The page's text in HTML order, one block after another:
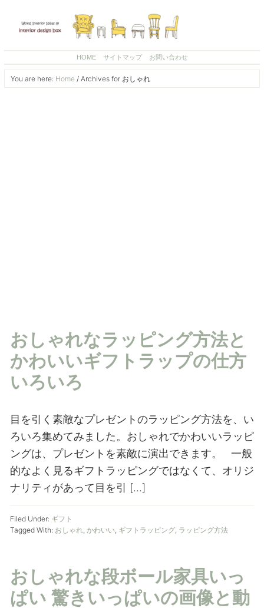
HOME サイトマップ お問い合わせ
You are here: Home /Archives for おしゃれ
おしゃれなラッピング方法と
かわいいギフトラップの仕方
いろいろ
目を引く素敵なプレゼントのラッピング方法を、い
ろいろ集めてみました。おしゃれでかわいいラッピ
ングは、プレゼントを素敵に演出できます。 一般
的なよく見るギフトラッピングではなくて、オリジ
ナリティがあって目を引 […]
Filed Under: ギフト
Tagged With: おしゃれ, かわいい, ギフトラッピング, ラッピング方法
おしゃれな段ボール家具いっ
ぱい 驚きいっぱいの画像と動